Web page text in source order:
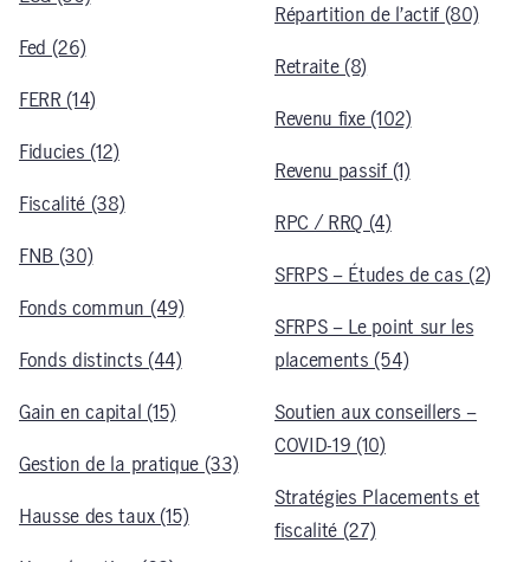
Fed (26)
FERR (14)
Fiducies (12)
Fiscalité (38)
FNB (30)
Fonds commun (49)
Fonds distincts (44)
Gain en capital (15)
Gestion de la pratique (33)
Hausse des taux (15)
Répartition de l’actif (80)
Retraite (8)
Revenu fixe (102)
Revenu passif (1)
RPC / RRQ (4)
SFRPS – Études de cas (2)
SFRPS – Le point sur les
placements (54)
Soutien aux conseillers –
COVID-19 (10)
Stratégies Placements et
fiscalité (27)